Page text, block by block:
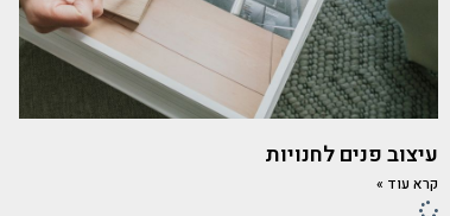
עיצוב פנים לחנויות
קרא עוד »